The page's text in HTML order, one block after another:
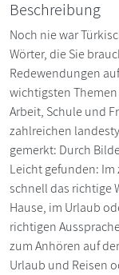
Beschreibung
Noch nie war
Wörter, die Sie
Redewendungen
wichtigsten Themen
Arbeit, Schule und
zahlreichen
gemerkt: Durch
Leicht gefunden:
schnell das richtige
Hause, im Urlaub
richtigen
zum Anhören auf
Urlaub und Reisen